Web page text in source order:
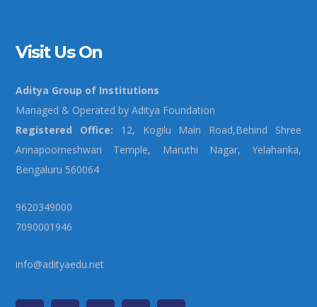
Visit Us On
Aditya Group of Institutions
Managed & Operated by Aditya Foundation
Registered Office: 12, Kogilu Main Road,Behind Shree
Annapoorneshwari Temple, Maruthi Nagar, Yelahanka,
Bengaluru 560064
9620349000
7090001946
info@adityaedu.net